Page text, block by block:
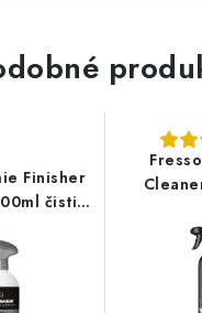
Finisher
čistič